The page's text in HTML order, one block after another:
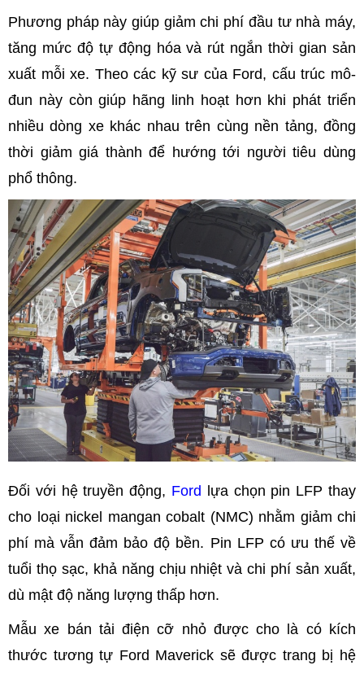
Phương pháp này giúp giảm chi phí đầu tư nhà máy,
tăng mức độ tự động hóa và rút ngắn thời gian sản
xuất mỗi xe. Theo các kỹ sư của Ford, cấu trúc mô-
đun này còn giúp hãng linh hoạt hơn khi phát triển
nhiều dòng xe khác nhau trên cùng nền tảng, đồng
thời giảm giá thành để hướng tới người tiêu dùng
phổ thông.
Đối với hệ truyền động, Ford lựa chọn pin LFP thay
cho loại nickel mangan cobalt (NMC) nhằm giảm chi
phí mà vẫn đảm bảo độ bền. Pin LFP có ưu thế về
tuổi thọ sạc, khả năng chịu nhiệt và chi phí sản xuất,
dù mật độ năng lượng thấp hơn.
Mẫu xe bán tải điện cỡ nhỏ được cho là có kích
thước tương tự Ford Maverick sẽ được trang bị hệ